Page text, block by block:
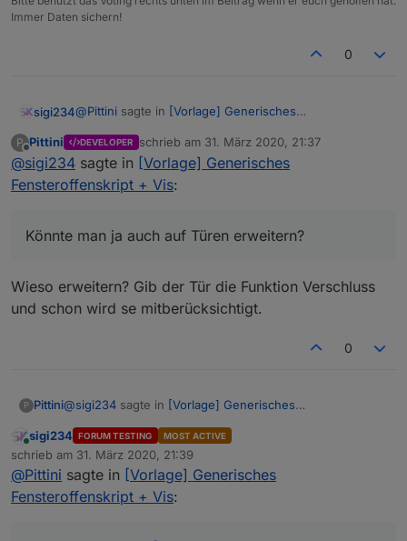
Immer Daten sichern!
0
sigi234@Pittini sagte in [Vorlage] Generisches
@sigi234
Hab grad alle Änderungen eingepflegt und es in
den Einstellungen aktivierbar gemacht, is auf Git.
Super.
Könnte man ja auch auf Türen erweitern?
P
Offline
Pittini DEVELOPER schrieb am 31. März 2020, 21:37
zuletzt editiert von
@sigi234 sagte in [Vorlage] Generisches
Fensteroffenskript + Vis:
Könnte man ja auch auf Türen erweitern?
Wieso erweitern? Gib der Tür die Funktion Verschluss
und schon wird se mitberücksichtigt.
0
P Pittini@sigi234 sagte in [Vorlage] Generisches
Könnte man ja auch auf Türen erweitern?
Wieso erweitern? Gib der Tür die Funktion Verschluss
Online
sigi234 FORUM TESTING MOST ACTIVE
schrieb am 31. März 2020, 21:39
zuletzt editiert von
@Pittini sagte in [Vorlage] Generisches
Fensteroffenskript + Vis: